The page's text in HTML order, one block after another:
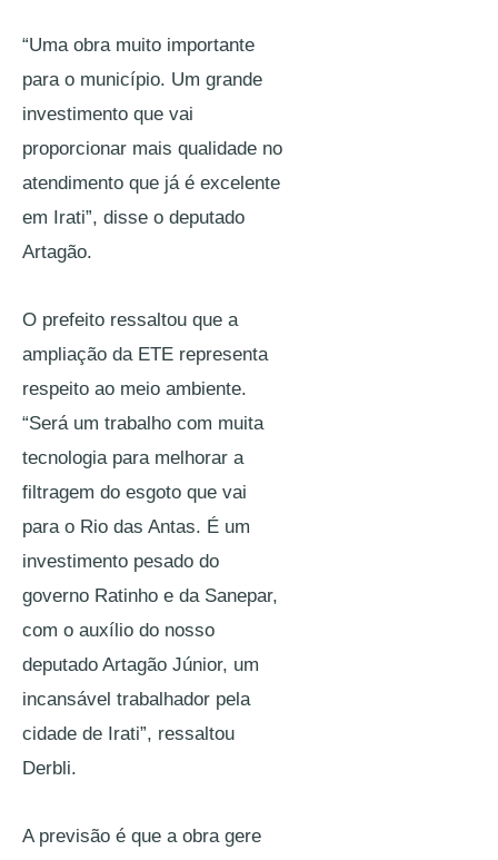
“Uma obra muito importante
para o município. Um grande
investimento que vai
proporcionar mais qualidade no
atendimento que já é excelente
em Irati”, disse o deputado
Artagão.
O prefeito ressaltou que a
ampliação da ETE representa
respeito ao meio ambiente.
“Será um trabalho com muita
tecnologia para melhorar a
filtragem do esgoto que vai
para o Rio das Antas. É um
investimento pesado do
governo Ratinho e da Sanepar,
com o auxílio do nosso
deputado Artagão Júnior, um
incansável trabalhador pela
cidade de Irati”, ressaltou
Derbli.
A previsão é que a obra gere